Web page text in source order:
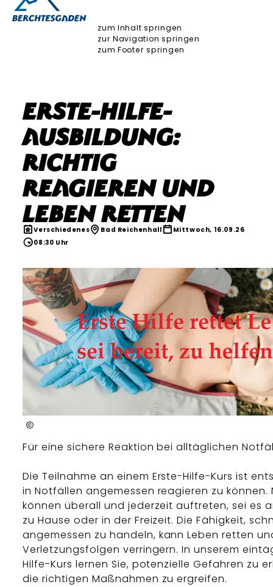
zum Inhalt springen
zur Navigation springen
zum Footer springen
Erste-Hilfe-
Ausbildung:
Richtig
reagieren und
Leben retten
Verschiedenes Bad Reichenhall
Mittwoch, 16.09.26
08:30 Uhr
Malteser
Für eine sichere Reaktion bei alltäglichen
Die Teilnahme an einem Erste-Hilfe-Kurs ist
in Notfällen angemessen reagieren zu können.
können überall und jederzeit auftreten, sei es
zu Hause oder in der Freizeit. Die Fähigkeit,
angemessen zu handeln, kann Leben retten
Verletzungsfolgen verringern. In unserem
Hilfe-Kurs lernen Sie, potenzielle Gefahren zu
die richtigen Maßnahmen zu ergreifen.